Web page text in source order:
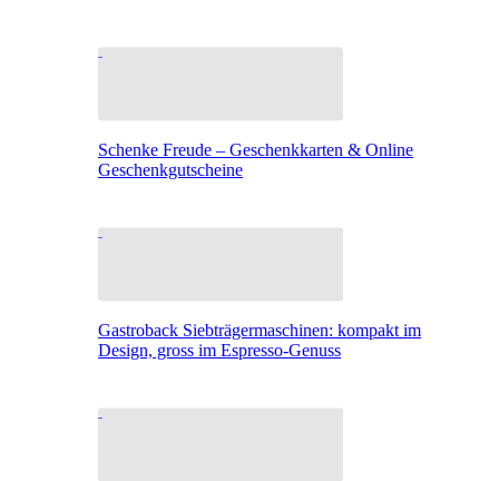
Schenke Freude – Geschenkkarten & Online
Geschenkgutscheine
Gastroback Siebträgermaschinen: kompakt im
Design, gross im Espresso-Genuss